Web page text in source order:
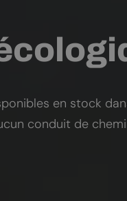
en stock
conduit de